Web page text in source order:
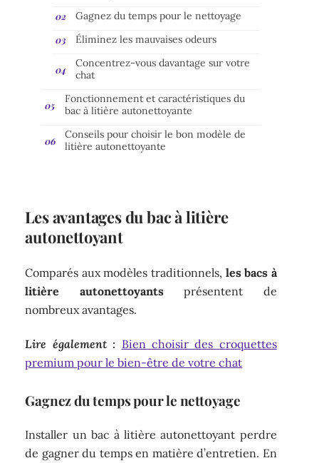
Gagnez du temps pour le nettoyage
Éliminez les mauvaises odeurs
Concentrez-vous davantage sur votre
chat
Fonctionnement et caractéristiques du
bac à litière autonettoyante
Conseils pour choisir le bon modèle de
litière autonettoyante
Les avantages du bac à litière
autonettoyant
Comparés aux modèles traditionnels, les bacs à
litière autonettoyantsprésentent de
nombreux avantages.
Lire également : Bien choisir des croquettes
premium pour le bien-être de votre chat
Gagnez du temps pour le nettoyage
Installer un bac à litière autonettoyant perdre
de gagner du temps en matière d’entretien. En